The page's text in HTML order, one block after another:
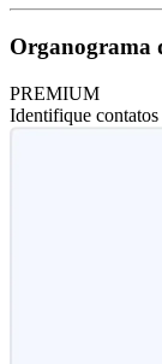
Organograma
PREMIUM
Identifique contatos